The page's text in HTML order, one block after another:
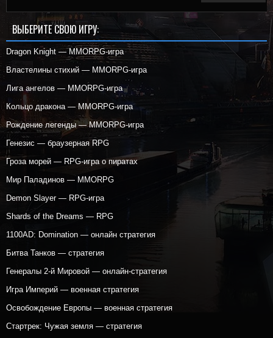
ВЫБЕРИТЕ СВОЮ ИГРУ:
Dragon Knight — MMORPG-игра
Властелины стихий — MMORPG-игра
Лига ангелов — MMORPG-игра
Кольцо дракона — MMORPG-игра
Рождение легенды — MMORPG-игра
Генезис — браузерная RPG
Гроза морей — RPG-игра о пиратах
Мир Паладинов — MMORPG
Demon Slayer — RPG-игра
Shards of the Dreams — RPG
1100AD: Domination — онлайн стратегия
Битва Танков — стратегия
Генералы 2-й Мировой — онлайн-стратегия
Игра Империй — военная стратегия
Освобождение Европы — военная стратегия
Стартрек: Чужая земля — стратегия